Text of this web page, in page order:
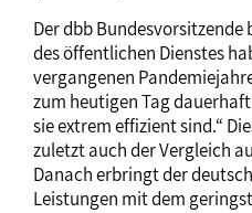
Der dbb
des öffentlichen Dienstes
vergangenen
zum heutigen Tag
sie extrem effizient sind.“
zuletzt auch der Vergleich
Danach erbringt der
Leistungen mit dem